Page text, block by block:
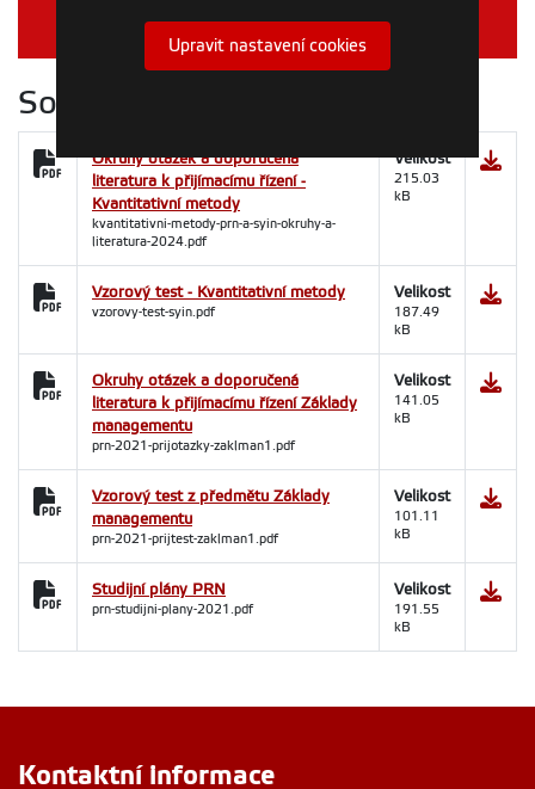
Upravit nastavení cookies
Soubory ke stažení
Okruhy otázek a doporučená
literatura k přijímacímu řízení -
Kvantitativní metody
kvantitativni-metody-prn-a-syin-okruhy-a-
literatura-2024.pdf
Velikost
215.03
kB
Vzorový test - Kvantitativní metody
vzorovy-test-syin.pdf
Velikost
187.49
kB
Okruhy otázek a doporučená
literatura k přijímacímu řízení Základy
managementu
prn-2021-prijotazky-zaklman1.pdf
Velikost
141.05
kB
Vzorový test z předmětu Základy
managementu
prn-2021-prijtest-zaklman1.pdf
Velikost
101.11
kB
Studijní plány PRN
prn-studijni-plany-2021.pdf
Velikost
191.55
kB
Kontaktní informace